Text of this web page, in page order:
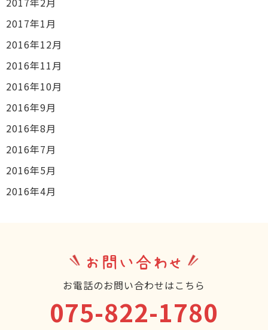
2017年1月
2016年12月
2016年11月
2016年10月
2016年9月
2016年8月
2016年7月
2016年5月
2016年4月
お問い合わせ
お電話のお問い合わせはこちら
075-822-1780